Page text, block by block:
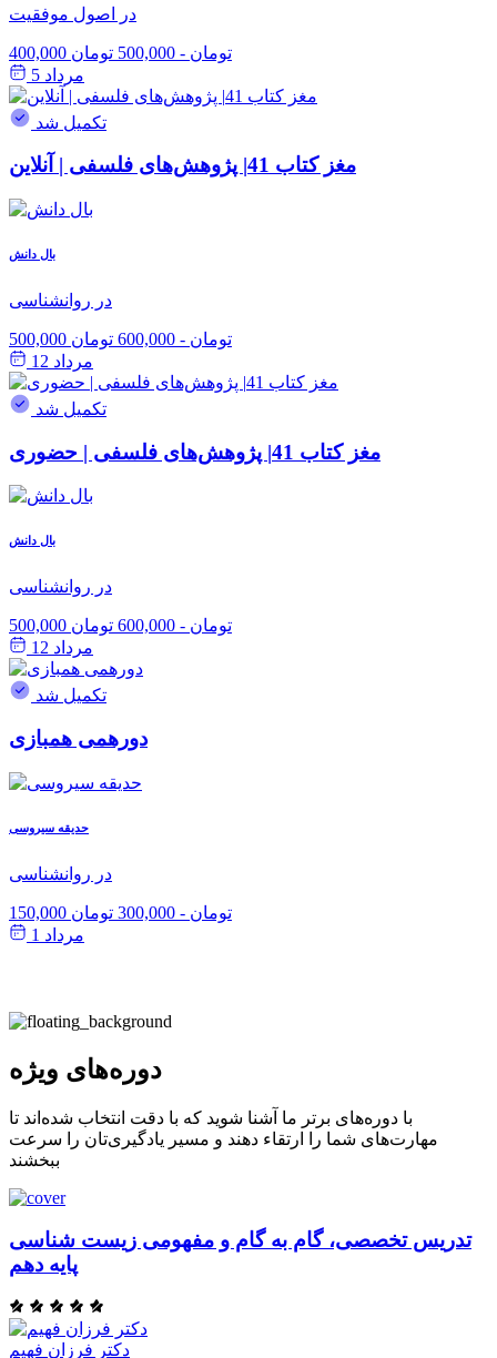
در اصول موفقیت
400,000 تومان - 500,000 تومان
مرداد 5
تکمیل شد
مغز کتاب 41| پژوهش‌های فلسفی | آنلاین
بال دانش
در روانشناسی
500,000 تومان - 600,000 تومان
مرداد 12
تکمیل شد
مغز کتاب 41| پژوهش‌های فلسفی | حضوری
بال دانش
در روانشناسی
500,000 تومان - 600,000 تومان
مرداد 12
تکمیل شد
دورهمی همبازی
حدیقه سیروسی
در روانشناسی
150,000 تومان - 300,000 تومان
مرداد 1
دوره‌های ویژه
با دوره‌های برتر ما آشنا شوید که با دقت انتخاب شده‌اند تا
مهارت‌های شما را ارتقاء دهند و مسیر یادگیری‌تان را سرعت
ببخشند
تدریس تخصصی، گام به گام و مفهومی زیست شناسی
پایه دهم
دکتر فرزان فهیم